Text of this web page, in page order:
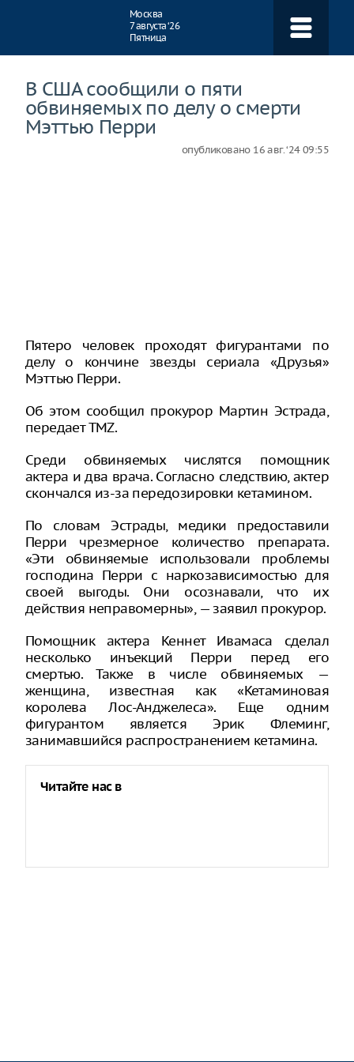
Москва
7 августа ‘26
Пятница
В США сообщили о пяти
обвиняемых по делу о смерти
Мэттью Перри
опубликовано 16 авг. ‘24 09:55
Пятеро человек проходят фигурантами по
делу о кончине звезды сериала «Друзья»
Мэттью Перри.
Об этом сообщил прокурор Мартин Эстрада,
передает TMZ.
Среди обвиняемых числятся помощник
актера и два врача. Согласно следствию, актер
скончался из-за передозировки кетамином.
По словам Эстрады, медики предоставили
Перри чрезмерное количество препарата.
«Эти обвиняемые использовали проблемы
господина Перри с наркозависимостью для
своей выгоды. Они осознавали, что их
действия неправомерны», — заявил прокурор.
Помощник актера Кеннет Ивамаса сделал
несколько инъекций Перри перед его
смертью. Также в числе обвиняемых —
женщина, известная как «Кетаминовая
королева Лос-Анджелеса». Еще одним
фигурантом является Эрик Флеминг,
занимавшийся распространением кетамина.
Читайте нас в